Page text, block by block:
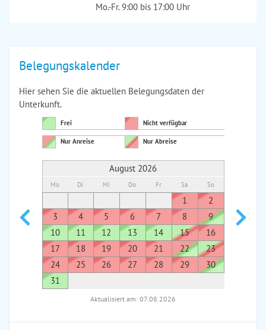
Mo.-Fr. 9:00 bis 17:00 Uhr
Belegungskalender
Hier sehen Sie die aktuellen Belegungsdaten der
Unterkunft.
Frei Nicht verfügbar
Nur Anreise Nur Abreise
August 2026
Mo Di Mi Do Fr Sa So
1
2
3
4 5 6 7 8
9
10
11 12 13 14 15
16
17
18 19 20 21 22
23
24
25 26 27 28 29
30
31
7
Aktualisiert am: 07.08.2026